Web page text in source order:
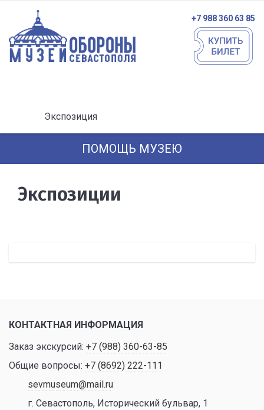
+7 988 360 63 85
Экспозиция
ПОМОЩЬ МУЗЕЮ
Экспозиции
КОНТАКТНАЯ ИНФОРМАЦИЯ
Заказ экскурсий: +7 (988) 360-63-85
Общие вопросы: +7 (8692) 222-111
sevmuseum@mail.ru
г. Севастополь, Исторический бульвар, 1